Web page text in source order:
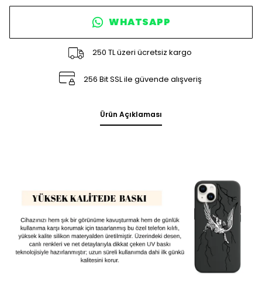
WHATSAPP
250 TL üzeri ücretsiz kargo
256 Bit SSL ile güvende alışveriş
Ürün Açıklaması